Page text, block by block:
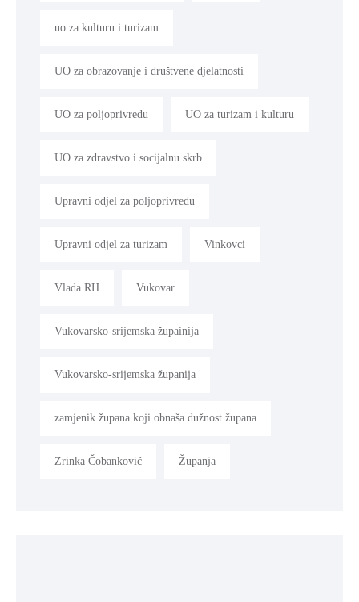
uo za kulturu i turizam
UO za obrazovanje i društvene djelatnosti
UO za poljoprivredu UO za turizam i kulturu
UO za zdravstvo i socijalnu skrb
Upravni odjel za poljoprivredu
Upravni odjel za turizam Vinkovci
Vlada RH Vukovar
Vukovarsko-srijemska župainija
Vukovarsko-srijemska županija
zamjenik župana koji obnaša dužnost župana
Zrinka Čobanković Županja